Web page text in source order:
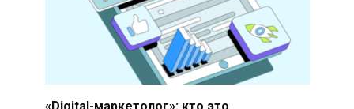
«Digital-маркетолог»: кто это,